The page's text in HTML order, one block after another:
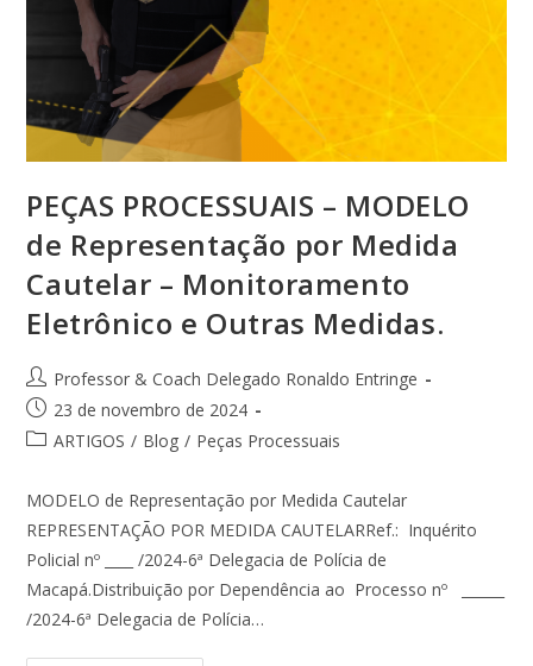
PEÇAS PROCESSUAIS – MODELO
de Representação por Medida
Cautelar – Monitoramento
Eletrônico e Outras Medidas.
Professor & Coach Delegado Ronaldo Entringe
23 de novembro de 2024
ARTIGOS / Blog / Peças Processuais
MODELO de Representação por Medida Cautelar
REPRESENTAÇÃO POR MEDIDA CAUTELARRef.: Inquérito
Policial nº ____ /2024-6ª Delegacia de Polícia de
Macapá.Distribuição por Dependência ao Processo nº ______
/2024-6ª Delegacia de Polícia…